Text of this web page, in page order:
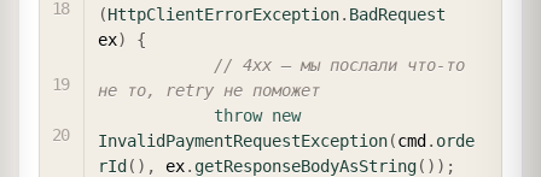
(HttpClientErrorException. BadRequest
ex)
{
// 4xx — мы послали что-то
не то, retry не поможет
throw new
InvalidPaymentRequestException(cmd . orde
rId ( ) , ex. getResponseBodyAsString( ) ) ;